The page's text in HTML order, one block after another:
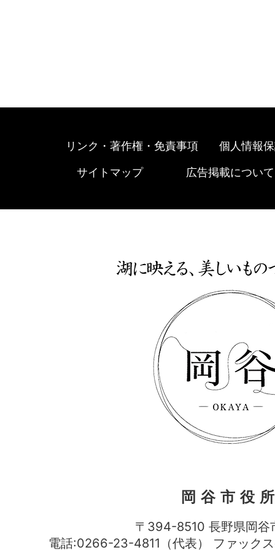
リンク・著作権・免責事項 個人情報
サイトマップ 広告掲載について
岡谷市役
〒394-8510 長野県岡谷
電話:0266-23-4811（代表） ファッ